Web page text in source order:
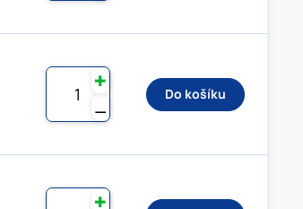
⚊
✚
Do košíku
✚